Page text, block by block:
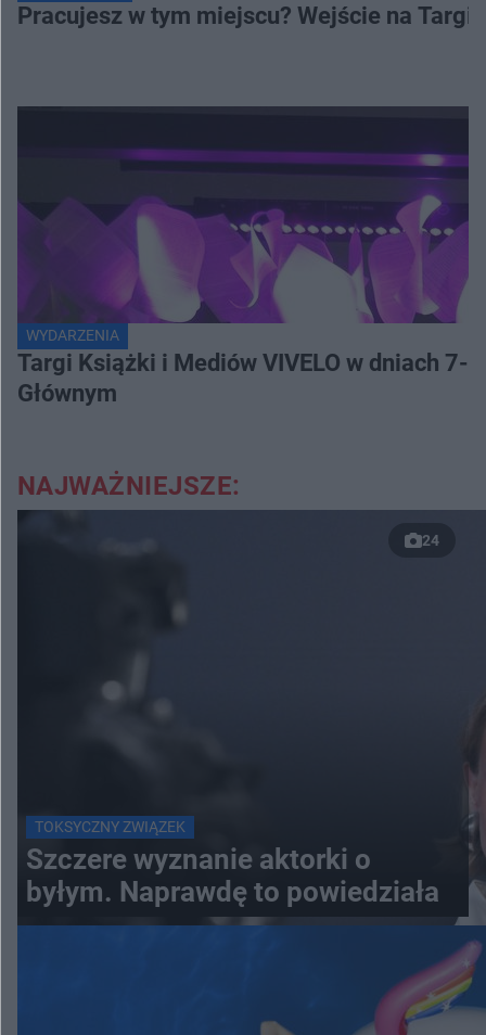
Pracujesz w tym miejscu? Wejście na Targi
WYDARZENIA
Targi Książki i Mediów VIVELO w dniach
Głównym
NAJWAŻNIEJSZE:
24
TOKSYCZNY ZWIĄZEK
Szczere wyznanie aktorki o
byłym. Naprawdę to powiedziała